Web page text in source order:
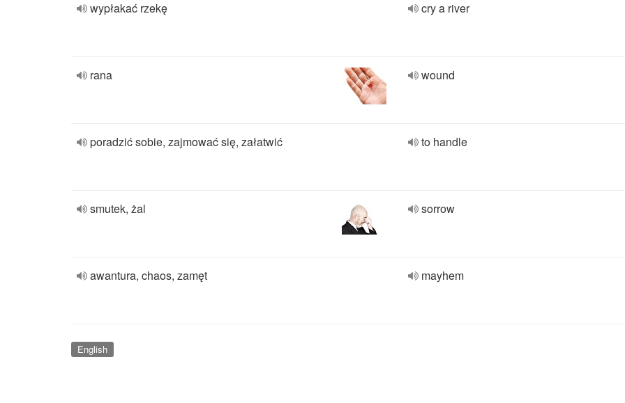
wypłakać rzekę cry a river
rana wound
poradzić sobie, zajmować się, załatwić to handle
smutek, żal sorrow
awantura, chaos, zamęt mayhem
English